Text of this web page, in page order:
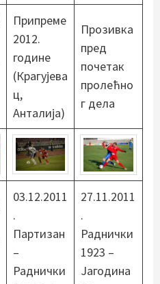
Припреме
2012.
године
(Крагујева
ц,
Анталија)
Прозивка
пред
почетак
пролећно
г дела
03.12.2011
.
Партизан
–
Раднички
27.11.2011
.
Раднички
1923 –
Јагодина